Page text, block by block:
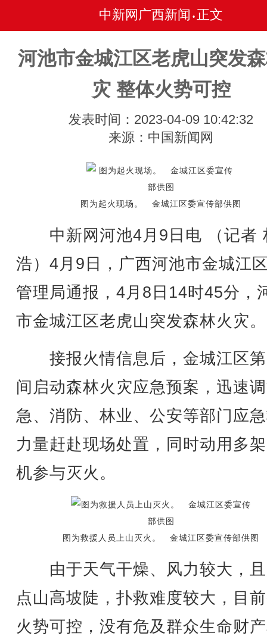
中新网广西新闻 • 正文
河池市金城江区老虎山突发
灾 整体火势可控
发表时间：2023-04-09 10:42:32
来源：中国新闻网
图为起火现场。 金城江区委宣传部供图
中新网河池4月9日电 （记者
浩）4月9日，广西河池市金城江
管理局通报，4月8日14时45分，
市金城江区老虎山突发森林火灾。
接报火情信息后，金城江区
间启动森林火灾应急预案，迅速
急、消防、林业、公安等部门应
力量赶赴现场处置，同时动用多
机参与灭火。
图为救援人员上山灭火。 金城江区委宣传部供图
由于天气干燥、风力较大，
点山高坡陡，扑救难度较大，目
火势可控，没有危及群众生命财